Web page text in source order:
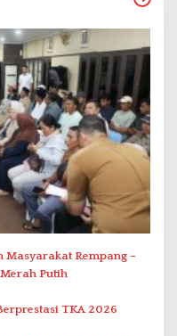
Masyarakat Rempang –
Putih
TKA 2026